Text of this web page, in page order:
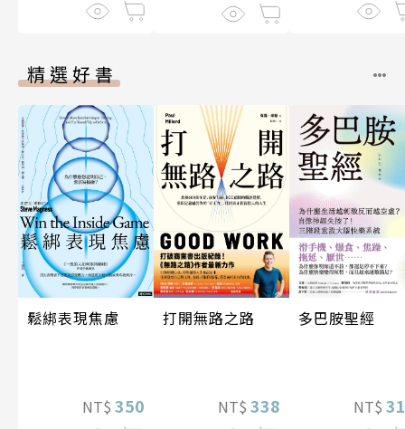
精選好書
鬆綁表現焦慮
NT$ 350
打開無路之路
NT$ 338
多巴胺聖經
NT$